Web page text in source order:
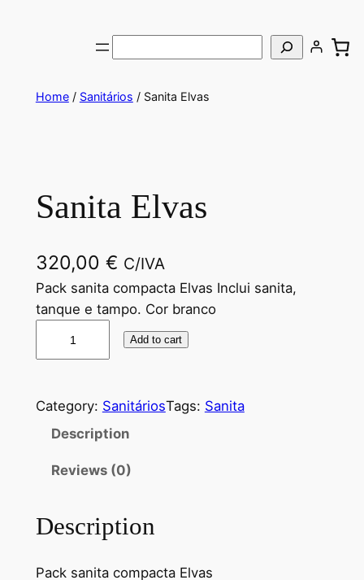
Home/ Sanitários / Sanita Elvas
Sanita Elvas
320,00 € C/IVA
Pack sanita compacta Elvas Inclui sanita,
tanque e tampo. Cor branco
t
a
Add to cart
Category: SanitáriosTags: Sanita
Description
Reviews (0)
Description
Pack sanita compacta Elvas